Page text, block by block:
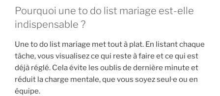
Pourquoi une to do list mariage est-elle
indispensable ?
Une to do list mariage met tout à plat. En listant chaque
tâche, vous visualisez ce qui reste à faire et ce qui est
déjà réglé. Cela évite les oublis de dernière minute et
réduit la charge mentale, que vous soyez seul·e ou en
équipe.